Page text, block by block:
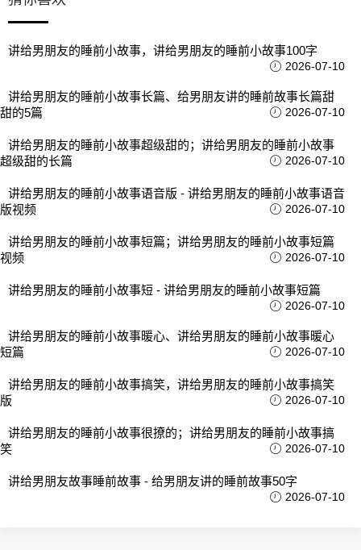
讲给男朋友的睡前小故事，讲给男朋友的睡前小故事100字
2026-07-10
讲给男朋友的睡前小故事长篇、给男朋友讲的睡前故事长篇甜
甜的5篇
2026-07-10
讲给男朋友的睡前小故事超级甜的；讲给男朋友的睡前小故事
超级甜的长篇
2026-07-10
讲给男朋友的睡前小故事语音版 - 讲给男朋友的睡前小故事语音
版视频
2026-07-10
讲给男朋友的睡前小故事短篇；讲给男朋友的睡前小故事短篇
视频
2026-07-10
讲给男朋友的睡前小故事短 - 讲给男朋友的睡前小故事短篇
2026-07-10
讲给男朋友的睡前小故事暖心、讲给男朋友的睡前小故事暖心
短篇
2026-07-10
讲给男朋友的睡前小故事搞笑，讲给男朋友的睡前小故事搞笑
版
2026-07-10
讲给男朋友的睡前小故事很撩的；讲给男朋友的睡前小故事搞
笑
2026-07-10
讲给男朋友故事睡前故事 - 给男朋友讲的睡前故事50字
2026-07-10